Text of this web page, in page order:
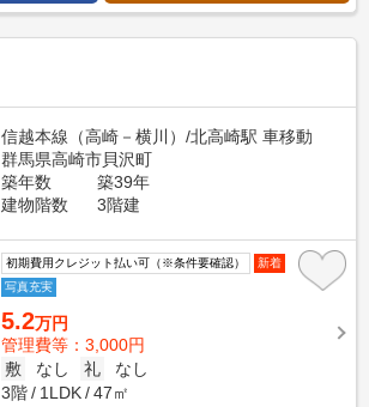
信越本線（高崎－横川）/北高崎駅 車移動
群馬県高崎市貝沢町
築年数
築39年
建物階数
3階建
初期費用クレジット払い可（※条件要確認）
新着
写真充実
5.2万円
管理費等：3,000円
敷
なし 礼
なし
3階
1LDK 47㎡